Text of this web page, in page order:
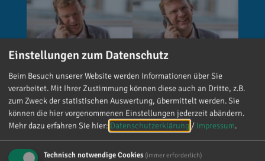
Reinhard Brandl
Einstellungen zum Datenschutz
Beim Besuch unserer Website werden Informationen über Sie
verarbeitet. Mit Ihrer Zustimmung können diese auch an Dritte, z.B.
zum Zweck der statistischen Auswertung, übermittelt werden. Sie
können die hier vorgenommenen Einstellungen jederzeit abändern.
Mehr dazu erfahren Sie hier: Datenschutzerklärung / Impressum.
Technisch notwendige Cookies (immer erforderlich)